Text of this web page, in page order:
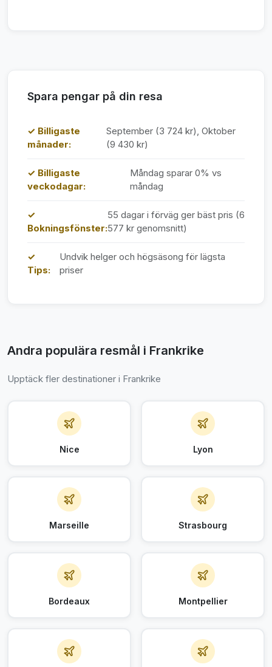
Spara pengar på din resa
✓ Billigaste
månader:
September (3 724 kr), Oktober
(9 430 kr)
✓ Billigaste
veckodagar:
Måndag sparar 0% vs
måndag
✓
Bokningsfönster:
55 dagar i förväg ger bäst pris (6
577 kr genomsnitt)
✓
Tips:
Undvik helger och högsäsong för lägsta
priser
Andra populära resmål i Frankrike
Upptäck fler destinationer i Frankrike
Nice Lyon
Marseille Strasbourg
Bordeaux Montpellier